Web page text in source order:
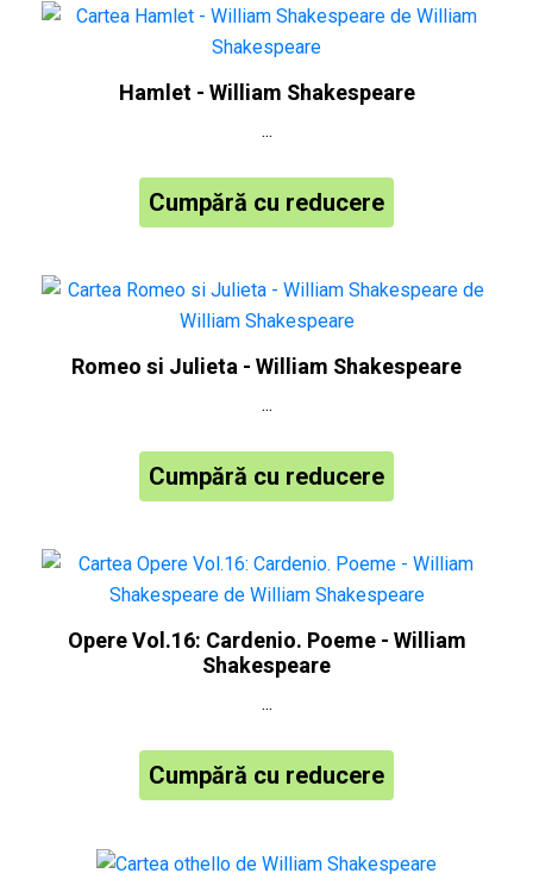
Hamlet - William Shakespeare
...
Cumpără cu reducere
Romeo si Julieta - William Shakespeare
...
Cumpără cu reducere
Opere Vol.16: Cardenio. Poeme - William
Shakespeare
...
Cumpără cu reducere